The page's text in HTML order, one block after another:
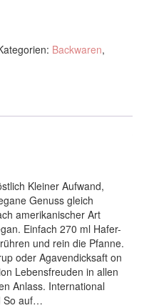
Backwaren,
Kleiner Aufwand,
Genuss gleich
amerikanischer Art
Einfach 270 ml Hafer-
und rein die Pfanne.
oder Agavendicksaft on
Lebensfreuden in allen
Anlass. International
So auf…